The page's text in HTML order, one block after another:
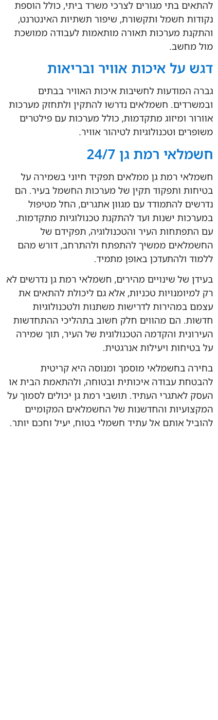
להתאים בתי מגורים לצרכי משרד ביתי, כולל הוספת
נקודות חשמל ותקשורת, שיפור תשתיות האינטרנט,
והתקנת מערכות תאורה מותאמות לעבודה ממושכת
מול מחשב.
דגש על איכות אוויר ובריאות
גברה המודעות לחשיבות איכות האוויר בבתים
ובמשרדים. חשמלאים נדרשו להתקין ולתחזק מערכות
אוורור ומיזוג מתקדמות, כולל מערכות עם פילטרים
משופרים וטכנולוגיות לטיהור אוויר.
חשמלאי רמת גן 24/7
חשמלאי רמת גן ממלאים תפקיד חיוני בשמירה על
בטיחות ותפקוד תקין של מערכות החשמל בעיר. הם
נדרשים להתמודד עם מגוון אתגרים, החל מטיפול
במערכות ישנות ועד להתקנת טכנולוגיות מתקדמות.
עם התפתחות העיר והטכנולוגיה, תפקידם של
החשמלאים ממשיך להתפתח ולהתרחב, דורש מהם
ללמוד ולהתעדכן באופן מתמיד.
בעידן של שינויים מהירים, חשמלאי רמת גן נדרשים לא
רק למיומנויות טכניות, אלא גם ליכולת להתאים את
עצמם במהירות לדרישות משתנות ולטכנולוגיות
חדשות. הם מהווים חלק חשוב בתהליכי ההתחדשות
העירונית והקדמה הטכנולוגית של העיר, תוך שמירה
על בטיחות ויעילות אנרגטית.
בחירה בחשמלאי מוסמך ומנוסה היא קריטית
להבטחת עבודה איכותית ובטוחה, ולהתאמת הבית או
העסק לאתגרי העתיד. תושבי רמת גן יכולים לסמוך על
המקצועיות והחדשנות של החשמלאים המקומיים
להוביל אותם אל עתיד חשמלי בטוח, יעיל וחכם יותר.